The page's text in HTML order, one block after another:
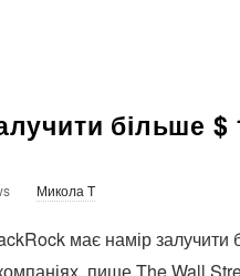
більше
Микола T
має намір залучити